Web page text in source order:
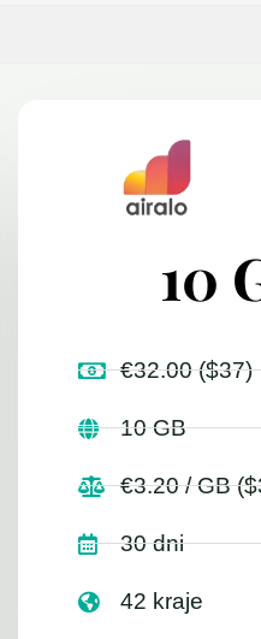
10
€32.00 ($37)
10 GB
€3.20 / GB
30 dni
42 kraje